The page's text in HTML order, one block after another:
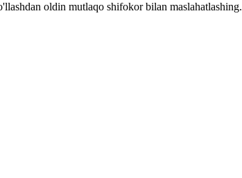
oldin mutlaqo shifokor bilan maslahatlashing.